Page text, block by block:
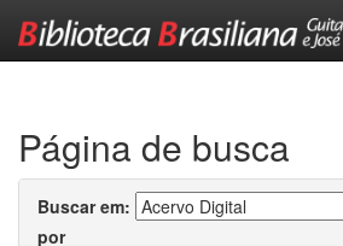
Página de busca
Buscar em:
por